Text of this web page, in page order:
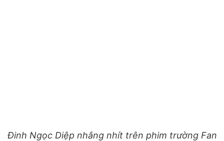
Đinh Ngọc Diệp nhắng nhít trên phim trường Fan